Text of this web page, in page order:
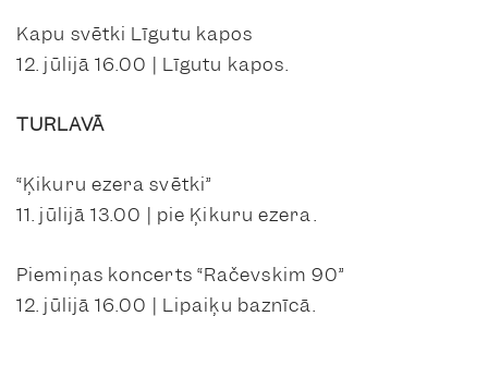
Kapu svētki Līgutu kapos
12. jūlijā 16.00 | Līgutu kapos.
TURLAVĀ
“Ķikuru ezera svētki”
11. jūlijā 13.00 | pie Ķikuru ezera.
Piemiņas koncerts “Račevskim 90”
12. jūlijā 16.00 | Lipaiķu baznīcā.